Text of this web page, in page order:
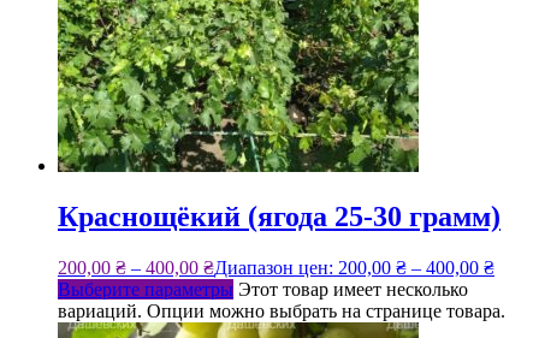
Краснощёкий (ягода 25-30 грамм)
200,00 ₴ – 400,00 ₴Диапазон цен: 200,00 ₴ – 400,00 ₴
Выберите параметры Этот товар имеет несколько
вариаций. Опции можно выбрать на странице товара.